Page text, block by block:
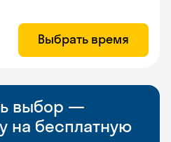
Выбрать время
выбор —
на бесплатную